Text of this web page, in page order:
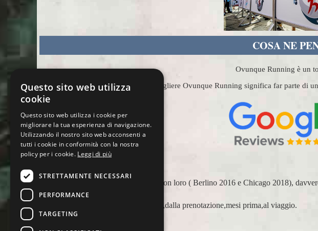
COSA NE
Ovunque Running è un
Scegliere Ovunque Running significa far parte di
Apprezzo molto Ovunque Running: tutti sono molto gentili, affettuosi e si fanno in
quattro per aiutare i runner viaggiatori in ogni circostanza. Abbiamo avuto modo di
appoggiarci a loro in più occasioni, per delle maratone (NYC18, Praga 19, Valencia
Barcellona 21, NYC 22) e ci siamo affidati a loro per Chicago 23 (ottobre) perché
Questo sito web utilizza
cookie
Questo sito web utilizza i cookie per
migliorare la tua esperienza di navigazione.
Utilizzando il nostro sito web acconsenti a
tutti i cookie in conformità con la nostra
policy per i cookie. Leggi di più
STRETTAMENTE NECESSARI
PERFORMANCE
TARGETING